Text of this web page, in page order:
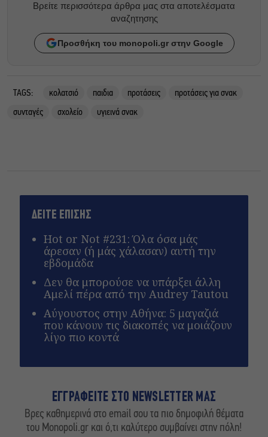
Βρείτε περισσότερα άρθρα μας στα αποτελέσματα
αναζητησης
Προσθήκη του monopoli.gr στην Google
TAGS: κολατσιό παιδια προτάσεις
προτάσεις για σνακ
συνταγές
σχολείο υγιεινά σνακ
ΔΕΙΤΕ ΕΠΙΣΗΣ
Hot or Not #231: Όλα όσα μάς
άρεσαν (ή μάς χάλασαν) αυτή την
εβδομάδα
Δεν θα μπορούσε να υπάρξει άλλη
Αμελί πέρα από την Audrey Tautou
Αύγουστος στην Αθήνα: 5 μαγαζιά
που κάνουν τις διακοπές να μοιάζουν
λίγο πιο κοντά
ΕΓΓΡΑΦΕΙΤΕ ΣΤΟ NEWSLETTER ΜΑΣ
Βρες καθημερινά στο email σου τα πιο δημοφιλή θέματα
του Monopoli.gr και ό,τι καλύτερο συμβαίνει στην πόλη!